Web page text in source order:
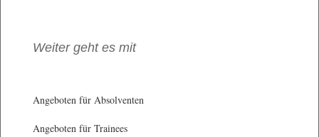
Weiter geht es mit
Angeboten für Absolventen
Angeboten für Trainees